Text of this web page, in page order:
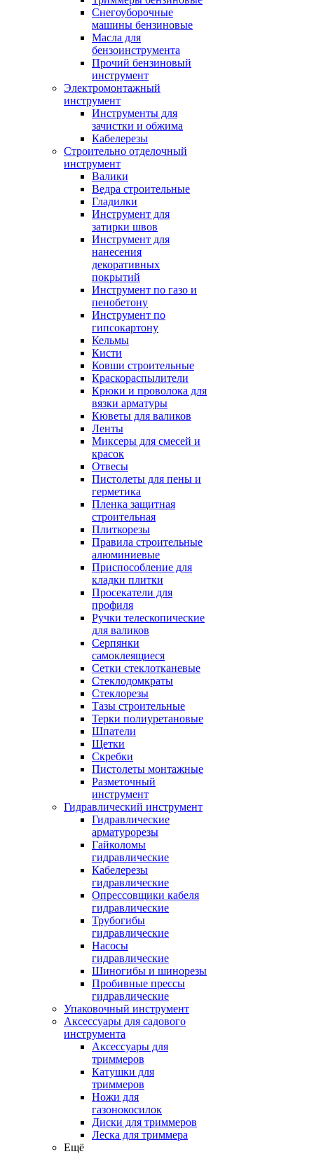
Снегоуборочные
машины бензиновые
Масла для
бензоинструмента
Прочий бензиновый
инструмент
Электромонтажный
инструмент
Инструменты для
зачистки и обжима
Кабелерезы
Строительно отделочный
инструмент
Валики
Ведра строительные
Гладилки
Инструмент для
затирки швов
Инструмент для
нанесения
декоративных
покрытий
Инструмент по газо и
пенобетону
Инструмент по
гипсокартону
Кельмы
Кисти
Ковши строительные
Краскораспылители
Крюки и проволока для
вязки арматуры
Кюветы для валиков
Ленты
Миксеры для смесей и
красок
Отвесы
Пистолеты для пены и
герметика
Пленка защитная
строительная
Плиткорезы
Правила строительные
алюминиевые
Приспособление для
кладки плитки
Просекатели для
профиля
Ручки телескопические
для валиков
Серпянки
самоклеящиеся
Сетки стеклотканевые
Стеклодомкраты
Стеклорезы
Тазы строительные
Терки полиуретановые
Шпатели
Щетки
Скребки
Пистолеты монтажные
Разметочный
инструмент
Гидравлический инструмент
Гидравлические
арматурорезы
Гайколомы
гидравлические
Кабелерезы
гидравлические
Опрессовщики кабеля
гидравлические
Трубогибы
гидравлические
Насосы
гидравлические
Шиногибы и шинорезы
Пробивные прессы
гидравлические
Упаковочный инструмент
Аксессуары для садового
инструмента
Аксессуары для
триммеров
Катушки для
триммеров
Ножи для
газонокосилок
Диски для триммеров
Леска для триммера
Ещё